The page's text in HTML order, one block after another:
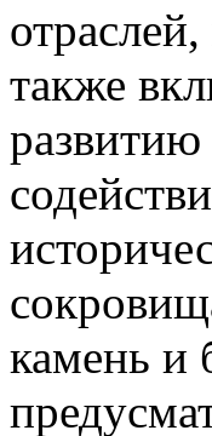
также
развитию
камень и